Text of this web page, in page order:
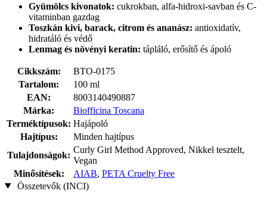
Gyümölcs kivonatok: cukrokban, alfa-hidroxi-savban és C-
vitaminban gazdag
Toszkán kivi, barack, citrom és ananász: antioxidatív,
hidratáló és védő
Lenmag és növényi keratin: tápláló, erősítő és ápoló
Cikkszám:
BTO-0175
Tartalom:
100 ml
EAN:
8003140490887
Márka:
Biofficina Toscana
Terméktípusok: Hajápoló
Hajtípus:
Minden hajtípus
Tulajdonságok:
Curly Girl Method Approved, Nikkel tesztelt,
Vegan
Minősítések:
AIAB, PETA Cruelty Free
Összetevők (INCI)